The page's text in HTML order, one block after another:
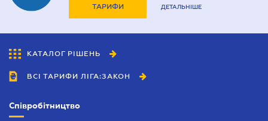
ТАРИФИ ДЕТАЛЬНІШЕ
КАТАЛОГ РІШЕНЬ
ВСІ ТАРИФИ ЛІГА:ЗАКОН
Співробітництво